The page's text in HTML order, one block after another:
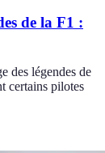
de la F1 :
des légendes de
certains pilotes